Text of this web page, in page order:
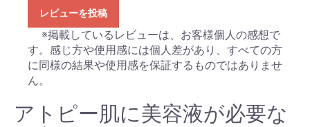
レビューを投稿
※掲載しているレビューは、お客様個人の感想で
す。感じ方や使用感には個人差があり、すべての方
に同様の結果や使用感を保証するものではありませ
ん。
アトピー肌に美容液が必要な